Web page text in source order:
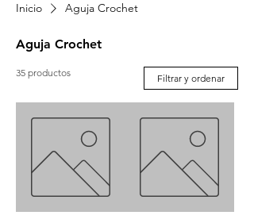
Inicio Aguja Crochet
Aguja Crochet
35 productos Filtrar y ordenar